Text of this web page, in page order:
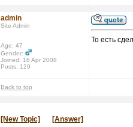
admin
Site Admin
Age: 47
Gender:
Joined: 16 Apr 2008
Posts: 129
То есть
Back to top
[New Topic] [Answer]